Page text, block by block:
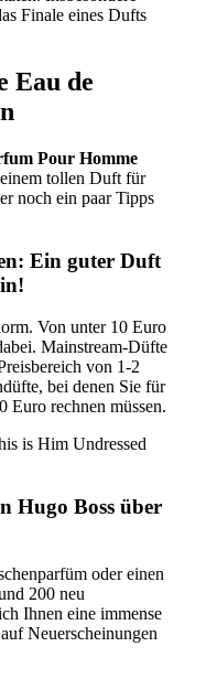
Finale eines Dufts
Eau de
Pour Homme
tollen Duft für
noch ein paar Tipps
Ein guter Duft
Von unter 10 Euro
Mainstream-Düfte
von 1-2
bei denen Sie für
Euro rechnen müssen.
Hugo Boss über
oder einen
200 neu
Ihnen eine immense
Neuerscheinungen